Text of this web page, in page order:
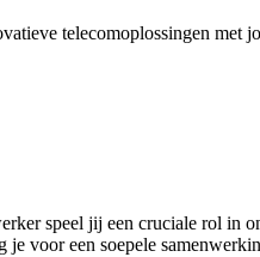
telecomoplossingen met
speel jij een cruciale rol in
voor een soepele